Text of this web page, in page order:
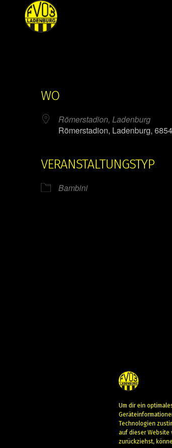
Um dir ein
Technologien
auf dieser Website
zurückziehst,
iCalendar
WO
Römerstadion, Ladenburg
Römerstadion, Ladenburg,
VERANSTALTUNGSTYP
Bambini